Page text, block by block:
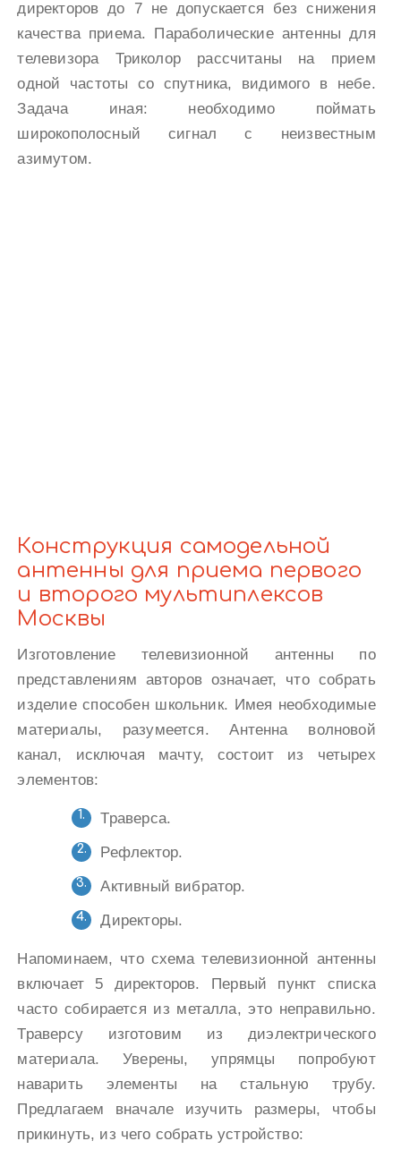
директоров до 7 не допускается без снижения
качества приема. Параболические антенны для
телевизора Триколор рассчитаны на прием
одной частоты со спутника, видимого в небе.
Задача иная: необходимо поймать
широкополосный сигнал с неизвестным
азимутом.
Конструкция самодельной
антенны для приема первого
и второго мультиплексов
Москвы
Изготовление телевизионной антенны по
представлениям авторов означает, что собрать
изделие способен школьник. Имея необходимые
материалы, разумеется. Антенна волновой
канал, исключая мачту, состоит из четырех
элементов:
Траверса.
Рефлектор.
Активный вибратор.
Директоры.
Напоминаем, что схема телевизионной антенны
включает 5 директоров. Первый пункт списка
часто собирается из металла, это неправильно.
Траверсу изготовим из диэлектрического
материала. Уверены, упрямцы попробуют
наварить элементы на стальную трубу.
Предлагаем вначале изучить размеры, чтобы
прикинуть, из чего собрать устройство: